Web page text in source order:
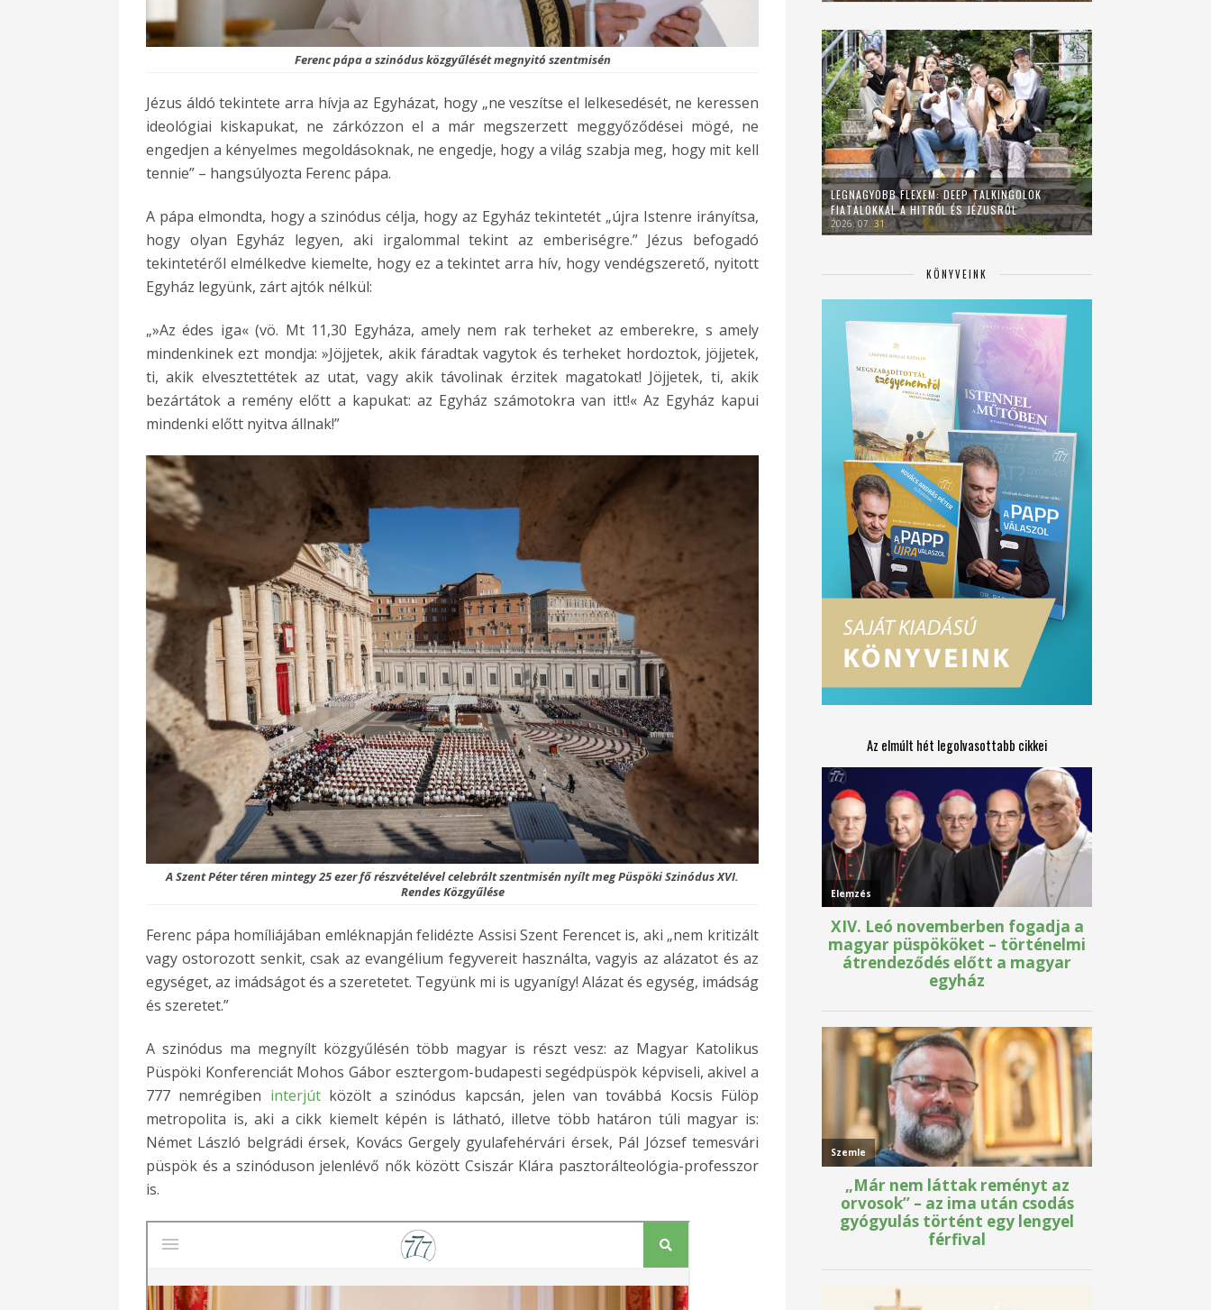
Ferenc pápa a szinódus közgyűlését megnyitó szentmisén
Jézus áldó tekintete arra hívja az Egyházat, hogy „ne veszítse el lelkesedését, ne keressen
ideológiai kiskapukat, ne zárkózzon el a már megszerzett meggyőződései mögé, ne
engedjen a kényelmes megoldásoknak, ne engedje, hogy a világ szabja meg, hogy mit kell
tennie” – hangsúlyozta Ferenc pápa.
A pápa elmondta, hogy a szinódus célja, hogy az Egyház tekintetét „újra Istenre irányítsa,
hogy olyan Egyház legyen, aki irgalommal tekint az emberiségre.” Jézus befogadó
tekintetéről elmélkedve kiemelte, hogy ez a tekintet arra hív, hogy vendégszerető, nyitott
Egyház legyünk, zárt ajtók nélkül:
„»Az édes iga« (vö. Mt 11,30 Egyháza, amely nem rak terheket az emberekre, s amely
mindenkinek ezt mondja: »Jöjjetek, akik fáradtak vagytok és terheket hordoztok, jöjjetek,
ti, akik elvesztettétek az utat, vagy akik távolinak érzitek magatokat! Jöjjetek, ti, akik
bezártátok a remény előtt a kapukat: az Egyház számotokra van itt!« Az Egyház kapui
mindenki előtt nyitva állnak!”
A Szent Péter téren mintegy 25 ezer fő részvételével celebrált szentmisén nyílt meg Püspöki Szinódus XVI.
Rendes Közgyűlése
Ferenc pápa homíliájában emléknapján felidézte Assisi Szent Ferencet is, aki „nem kritizált
vagy ostorozott senkit, csak az evangélium fegyvereit használta, vagyis az alázatot és az
egységet, az imádságot és a szeretetet. Tegyünk mi is ugyanígy! Alázat és egység, imádság
és szeretet.”
A szinódus ma megnyílt közgyűlésén több magyar is részt vesz: az Magyar Katolikus
Püspöki Konferenciát Mohos Gábor esztergom-budapesti segédpüspök képviseli, akivel a
777 nemrégiben interjútközölt a szinódus kapcsán, jelen van továbbá Kocsis Fülöp
metropolita is, aki a cikk kiemelt képén is látható, illetve több határon túli magyar is:
Német László belgrádi érsek, Kovács Gergely gyulafehérvári érsek, Pál József temesvári
püspök és a szinóduson jelenlévő nők között Csiszár Klára pasztorálteológia-professzor
is.
LEGNAGYOBB FLEXEM: DEEP TALKINGOLOK
FIATALOKKAL A HITRŐL ÉS JÉZUSRÓL
2026. 07. 31.
KÖNYVEINK
Az elmúlt hét legolvasottabb cikkei